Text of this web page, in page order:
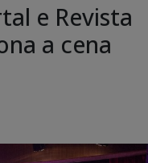
e Revista
a cena